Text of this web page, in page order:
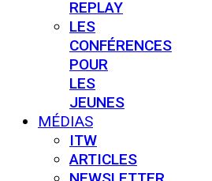
REPLAY
LES
CONFÉRENCES
POUR
LES
JEUNES
MÉDIAS
ITW
ARTICLES